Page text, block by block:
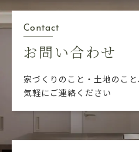
Contact
お問い合わせ
家づくりのこと・土地のこ
気軽にご連絡ください